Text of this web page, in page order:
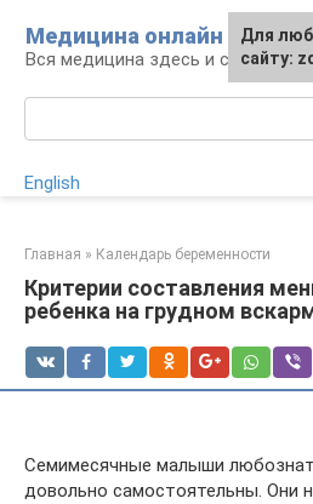
контенту
Медицина онлайн
Вся медицина здесь и сейчас
English
Главная » Календарь беременности
Критерии составления
ребенка на грудном
Семимесячные малыши
довольно самостоятельны. Они
Для
сайту: